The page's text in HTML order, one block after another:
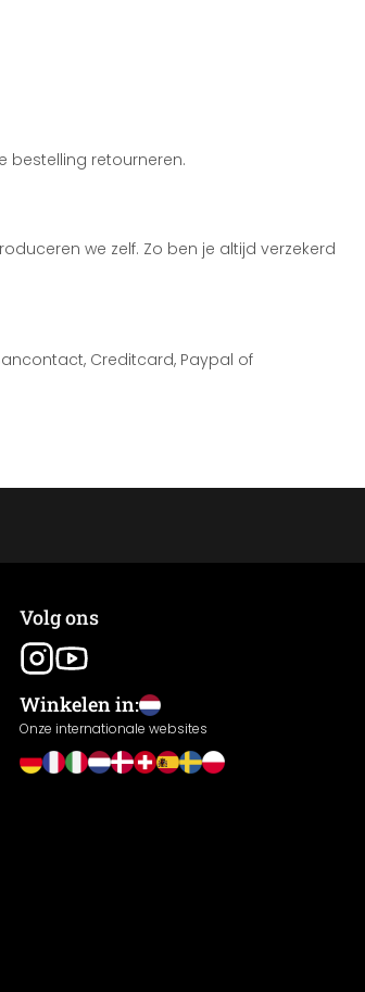
bestelling retourneren.
we zelf. Zo ben je altijd verzekerd
Creditcard, Paypal of
Volg ons
Winkelen in:
Onze internationale websites